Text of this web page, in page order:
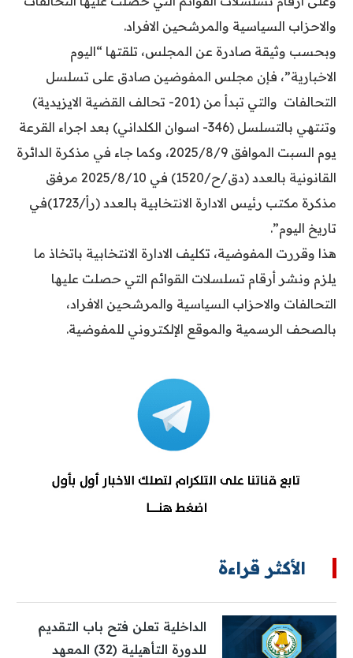
والاحزاب السياسية والمرشحين الافراد.
وبحسب وثيقة صادرة عن المجلس، تلقتها “اليوم
الاخبارية”، فإن مجلس المفوضين صادق على تسلسل
التحالفات والتي تبدأ من (201- تحالف القضية الايزيدية)
وتنتهي بالتسلسل (346- اسوان الكلداني) بعد اجراء القرعة
يوم السبت الموافق 2025/8/9، وكما جاء في مذكرة الدائرة
القانونية بالعدد (دق/ح/1520) في 2025/8/10 مرفق
مذكرة مكتب رئيس الادارة الانتخابية بالعدد (رأ/1723)في
تاريخ اليوم”.
هذا وقررت المفوضية، تكليف الادارة الانتخابية باتخاذ ما
يلزم ونشر أرقام تسلسلات القوائم التي حصلت عليها
التحالفات والاحزاب السياسية والمرشحين الافراد،
بالصحف الرسمية والموقع الإلكتروني للمفوضية.
الأكثر قراءة
الداخلية تعلن فتح باب التقديم
للدورة التأهيلية (32) المعهد